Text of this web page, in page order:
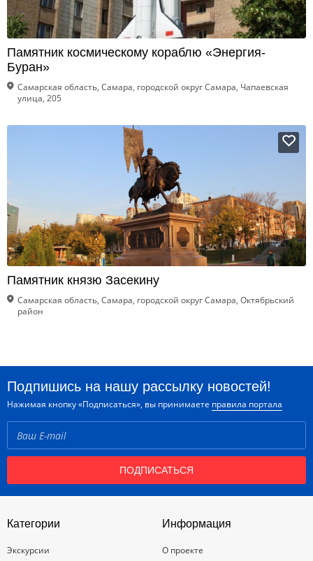
Памятник космическому кораблю «Энергия-
Буран»
Самарская область, Самара, городской округ Самара, Чапаевская
улица, 205
Памятник князю Засекину
Самарская область, Самара, городской округ Самара, Октябрьский
район
Подпишись на нашу рассылку новостей!
Нажимая кнопку «Подписаться», вы принимаете правила портала
ПОДПИСАТЬСЯ
Категории
Экскурсии
Информация
О проекте